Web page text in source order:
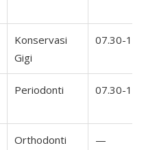
Konservasi
Gigi
07.30-
Periodonti 07.30-
Orthodonti —